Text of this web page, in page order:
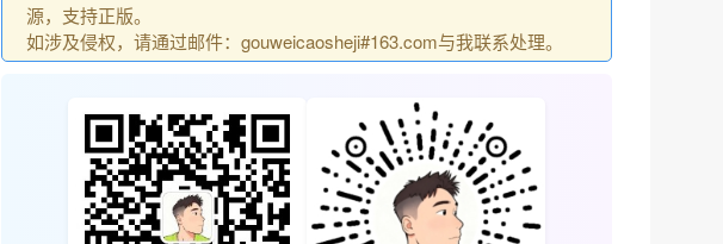
源，支持正版。
如涉及侵权，请通过邮件：gouweicaosheji#163.com与我联系处理。